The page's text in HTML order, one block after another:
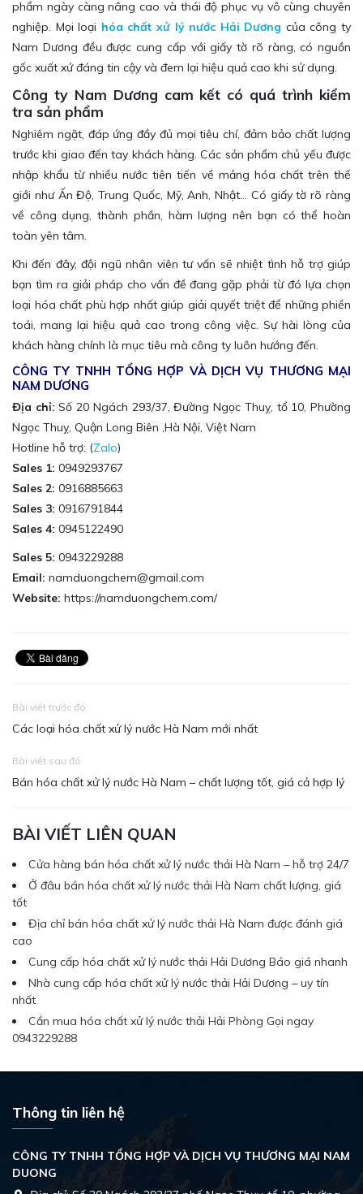
phẩm ngày càng nâng cao và thái độ phục vụ vô cùng chuyên
nghiệp. Mọi loại hóa chất xử lý nước Hải Dương của công ty
Nam Dương đều được cung cấp với giấy tờ rõ ràng, có nguồn
gốc xuất xứ đáng tin cậy và đem lại hiệu quả cao khi sử dụng.
Công ty Nam Dương cam kết có quá trình kiểm
tra sản phẩm
Nghiêm ngặt, đáp ứng đầy đủ mọi tiêu chí, đảm bảo chất lượng
trước khi giao đến tay khách hàng. Các sản phẩm chủ yếu được
nhập khẩu từ nhiều nước tiên tiến về mảng hóa chất trên thế
giới như Ấn Độ, Trung Quốc, Mỹ, Anh, Nhật… Có giấy tờ rõ ràng
về công dụng, thành phần, hàm lượng nên bạn có thể hoàn
toàn yên tâm.
Khi đến đây, đội ngũ nhân viên tư vấn sẽ nhiệt tình hỗ trợ giúp
bạn tìm ra giải pháp cho vấn đề đang gặp phải từ đó lựa chọn
loại hóa chất phù hợp nhất giúp giải quyết triệt để những phiền
toái, mang lại hiệu quả cao trong công việc. Sự hài lòng của
khách hàng chính là mục tiêu mà công ty luôn hướng đến.
CÔNG TY TNHH TỔNG HỢP VÀ DỊCH VỤ THƯƠNG MẠI
NAM DƯƠNG
Địa chỉ: Số 20 Ngách 293/37, Đường Ngọc Thuỵ, tổ 10, Phường
Ngọc Thuỵ, Quận Long Biên ,Hà Nội, Việt Nam
Hotline hỗ trợ: (Zalo)
Sales 1: 0949293767
Sales 2: 0916885663
Sales 3: 0916791844
Sales 4: 0945122490
Sales 5: 0943229288
Email: namduongchem@gmail.com
Website: https://namduongchem.com/
Bài viết trước đó
Các loại hóa chất xử lý nước Hà Nam mới nhất
Bài viết sau đó
Bán hóa chất xử lý nước Hà Nam – chất lượng tốt, giá cả hợp lý
BÀI VIẾT LIÊN QUAN
Cửa hàng bán hóa chất xử lý nước thải Hà Nam – hỗ trợ 24/7
Ở đâu bán hóa chất xử lý nước thải Hà Nam chất lượng, giá
tốt
Địa chỉ bán hóa chất xử lý nước thải Hà Nam được đánh giá
cao
Cung cấp hóa chất xử lý nước thải Hải Dương Báo giá nhanh
Nhà cung cấp hóa chất xử lý nước thải Hải Dương – uy tín
nhất
Cần mua hóa chất xử lý nước thải Hải Phòng Gọi ngay
0943229288
Thông tin liên hệ
CÔNG TY TNHH TỔNG HỢP VÀ DỊCH VỤ THƯƠNG MẠI NAM
DUONG